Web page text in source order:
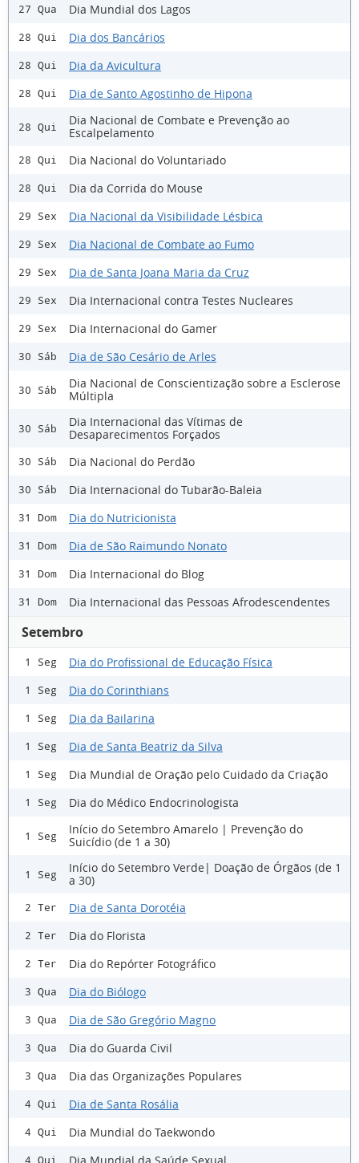
27 Qua Dia Mundial dos Lagos
28 Qui Dia dos Bancários
28 Qui Dia da Avicultura
28 Qui Dia de Santo Agostinho de Hipona
28 Qui
Dia Nacional de Combate e Prevenção ao
Escalpelamento
28 Qui Dia Nacional do Voluntariado
28 Qui Dia da Corrida do Mouse
29 Sex Dia Nacional da Visibilidade Lésbica
29 Sex Dia Nacional de Combate ao Fumo
29 Sex Dia de Santa Joana Maria da Cruz
29 Sex Dia Internacional contra Testes Nucleares
29 Sex Dia Internacional do Gamer
30 Sáb Dia de São Cesário de Arles
30 Sáb
Dia Nacional de Conscientização sobre a Esclerose
Múltipla
30 Sáb
Dia Internacional das Vítimas de
Desaparecimentos Forçados
30 Sáb Dia Nacional do Perdão
30 Sáb Dia Internacional do Tubarão-Baleia
31 Dom Dia do Nutricionista
31 Dom Dia de São Raimundo Nonato
31 Dom Dia Internacional do Blog
31 Dom Dia Internacional das Pessoas Afrodescendentes
Setembro
1 Seg Dia do Profissional de Educação Física
1 Seg Dia do Corinthians
1 Seg Dia da Bailarina
1 Seg Dia de Santa Beatriz da Silva
1 Seg Dia Mundial de Oração pelo Cuidado da Criação
1 Seg Dia do Médico Endocrinologista
1 Seg
Início do Setembro Amarelo | Prevenção do
Suicídio (de 1 a 30)
1 Seg
Início do Setembro Verde| Doação de Órgãos (de 1
a 30)
2 Ter Dia de Santa Dorotéia
2 Ter Dia do Florista
2 Ter Dia do Repórter Fotográfico
3 Qua Dia do Biólogo
3 Qua Dia de São Gregório Magno
3 Qua Dia do Guarda Civil
3 Qua Dia das Organizações Populares
4 Qui Dia de Santa Rosália
4 Qui Dia Mundial do Taekwondo
4 Qui Dia Mundial da Saúde Sexual